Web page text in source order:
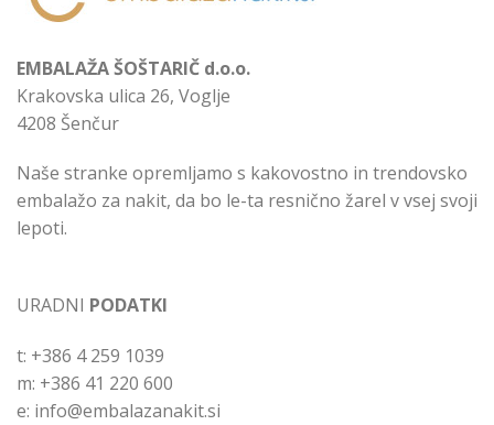
EMBALAŽA ŠOŠTARIČ d.o.o.
Krakovska ulica 26, Voglje
4208 Šenčur
Naše stranke opremljamo s kakovostno in trendovsko
embalažo za nakit, da bo le-ta resnično žarel v vsej svoji
lepoti.
URADNI PODATKI
t: +386 4 259 1039
m: +386 41 220 600
e: info@embalazanakit.si